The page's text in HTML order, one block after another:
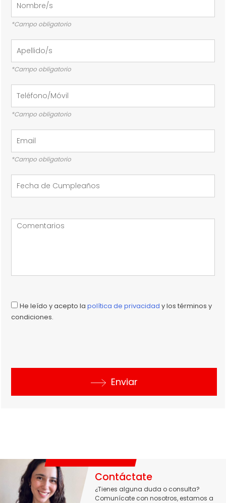
*Campo obligatorio
*Campo obligatorio
*Campo obligatorio
*Campo obligatorio
He leído y acepto la política de privacidad y los términos y
condiciones.
Enviar
Contáctate
¿Tienes alguna duda o consulta?
Comunícate con nosotros, estamos a